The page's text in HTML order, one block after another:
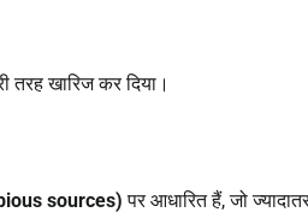
तरह खारिज कर दिया।
sources) पर आधारित हैं, जो